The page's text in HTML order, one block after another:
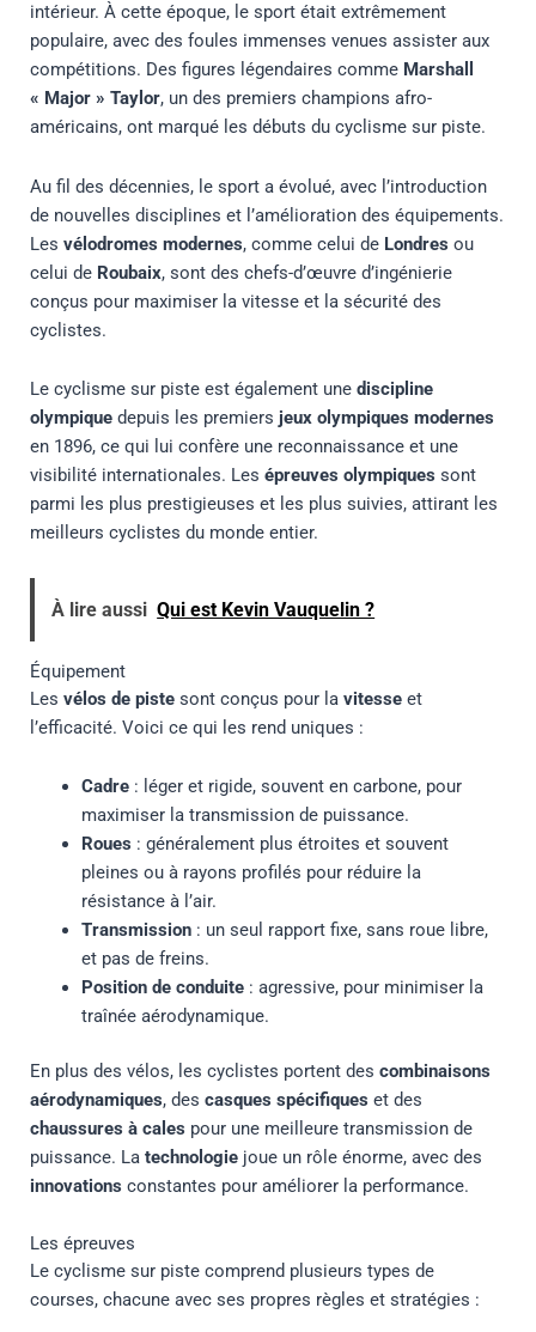
intérieur. À cette époque, le sport était extrêmement
populaire, avec des foules immenses venues assister aux
compétitions. Des figures légendaires comme Marshall
« Major » Taylor, un des premiers champions afro-
américains, ont marqué les débuts du cyclisme sur piste.
Au fil des décennies, le sport a évolué, avec l’introduction
de nouvelles disciplines et l’amélioration des équipements.
Les vélodromes modernes, comme celui de Londres ou
celui de Roubaix, sont des chefs-d’œuvre d’ingénierie
conçus pour maximiser la vitesse et la sécurité des
cyclistes.
Le cyclisme sur piste est également une discipline
olympiquedepuis les premiers jeux olympiques modernes
en 1896, ce qui lui confère une reconnaissance et une
visibilité internationales. Les épreuves olympiques sont
parmi les plus prestigieuses et les plus suivies, attirant les
meilleurs cyclistes du monde entier.
À lire aussi Qui est Kevin Vauquelin ?
Équipement
Les vélos de pistesont conçus pour la vitesseet
l’efficacité. Voici ce qui les rend uniques :
Cadre : léger et rigide, souvent en carbone, pour
maximiser la transmission de puissance.
Roues : généralement plus étroites et souvent
pleines ou à rayons profilés pour réduire la
résistance à l’air.
Transmission : un seul rapport fixe, sans roue libre,
et pas de freins.
Position de conduite : agressive, pour minimiser la
traînée aérodynamique.
En plus des vélos, les cyclistes portent des combinaisons
aérodynamiques, des casques spécifiques et des
chaussures à cales pour une meilleure transmission de
puissance. La technologiejoue un rôle énorme, avec des
innovations constantes pour améliorer la performance.
Les épreuves
Le cyclisme sur piste comprend plusieurs types de
courses, chacune avec ses propres règles et stratégies :